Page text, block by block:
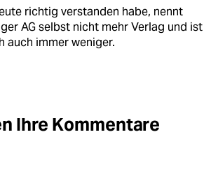
richtig verstanden habe, nennt
AG selbst nicht mehr Verlag und ist
auch immer weniger.
Ihre Kommentare